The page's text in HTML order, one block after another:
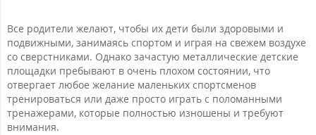
Все родители желают, чтобы их дети были здоровыми и
подвижными, занимаясь спортом и играя на свежем воздухе
со сверстниками. Однако зачастую металлические детские
площадки пребывают в очень плохом состоянии, что
отвергает любое желание маленьких спортсменов
тренироваться или даже просто играть с поломанными
тренажерами, которые полностью изношены и требуют
внимания.